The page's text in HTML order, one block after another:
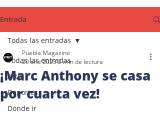
Entrada
Todas las entradas
Arte
Deportes
Donde ir
Todas las entradas
¡Marc Anthony se casa
por cuarta vez!
Puebla Magazine
29 ene 20232 min de lectura